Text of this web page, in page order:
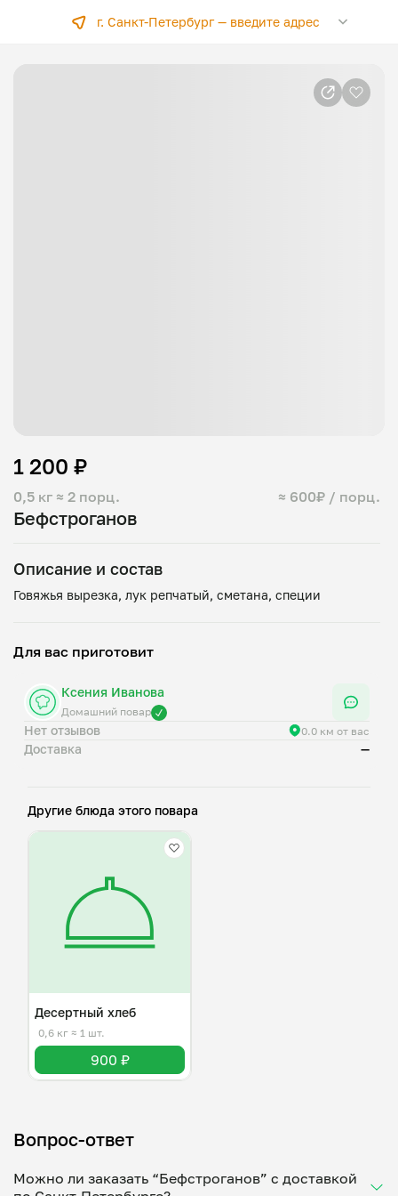
г. Санкт-Петербург —введите адрес
Бефстроганов
0,5 кг ≈ 2 порц. ≈ 600₽ / порц.
1 200 ₽
Описание и состав
Для вас приготовит
Ксения Иванова
Домашний повар
Нет отзывов 0.0 км от вас
Доставка —
Другие блюда этого повара
Десертный хлеб
0,6 кг ≈ 1 шт.
900 ₽
Вопрос-ответ
Можно ли заказать “Бефстроганов” с доставкой